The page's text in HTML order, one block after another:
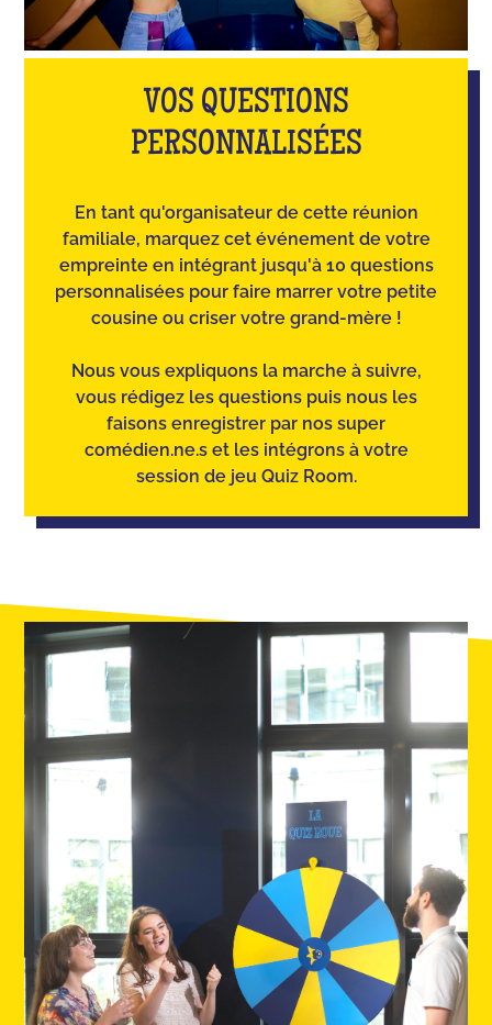
VOS QUESTIONS
PERSONNALISÉES
En tant qu'organisateur de cette réunion
familiale, marquez cet événement de votre
empreinte en intégrant jusqu'à 10 questions
personnalisées pour faire marrer votre petite
cousine ou criser votre grand-mère !
Nous vous expliquons la marche à suivre,
vous rédigez les questions puis nous les
faisons enregistrer par nos super
comédien.ne.s et les intégrons à votre
session de jeu Quiz Room.